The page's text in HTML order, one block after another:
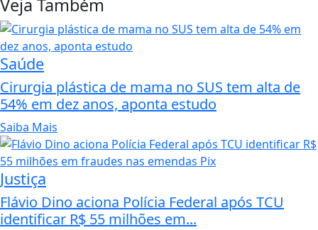
Veja Também
Saúde
Cirurgia plástica de mama no SUS tem alta de
54% em dez anos, aponta estudo
Saiba Mais
Justiça
Flávio Dino aciona Polícia Federal após TCU
identificar R$ 55 milhões em...